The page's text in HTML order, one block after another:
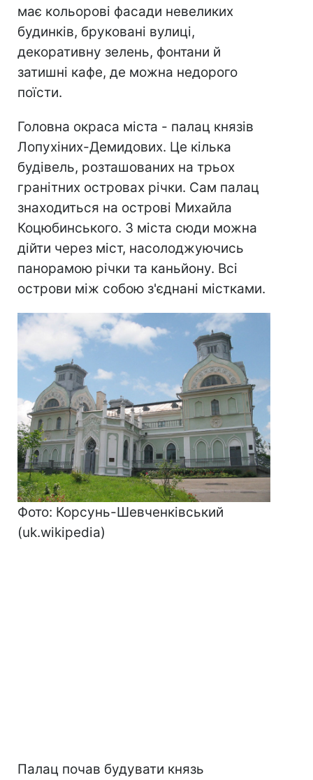
має кольорові фасади невеликих
будинків, бруковані вулиці,
декоративну зелень, фонтани й
затишні кафе, де можна недорого
поїсти.
Головна окраса міста - палац князів
Лопухіних-Демидових. Це кілька
будівель, розташованих на трьох
гранітних островах річки. Сам палац
знаходиться на острові Михайла
Коцюбинського. З міста сюди можна
дійти через міст, насолоджуючись
панорамою річки та каньйону. Всі
острови між собою з'єднані містками.
Фото: Корсунь-Шевченківський
(uk.wikipedia)
Палац почав будувати князь